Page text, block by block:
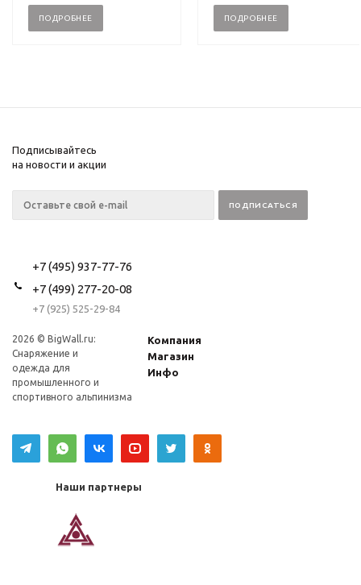
ПОДРОБНЕЕ ПОДРОБНЕЕ
Подписывайтесь
на новости и акции
+7 (495) 937-77-76
+7 (499) 277-20-08
+7 (925) 525-29-84
2026 © BigWall.ru:
Снаряжение и
одежда для
промышленного и
спортивного альпинизма
Компания
Магазин
Инфо
Наши партнеры